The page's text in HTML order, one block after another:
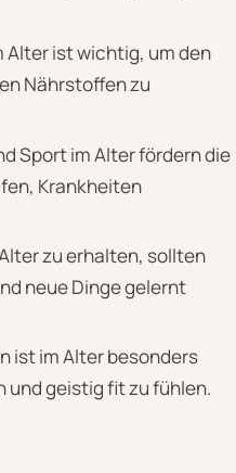
Alter ist wichtig, um den
Nährstoffen zu
Sport im Alter fördern die
Krankheiten
zu erhalten, sollten
neue Dinge gelernt
ist im Alter besonders
und geistig fit zu fühlen.